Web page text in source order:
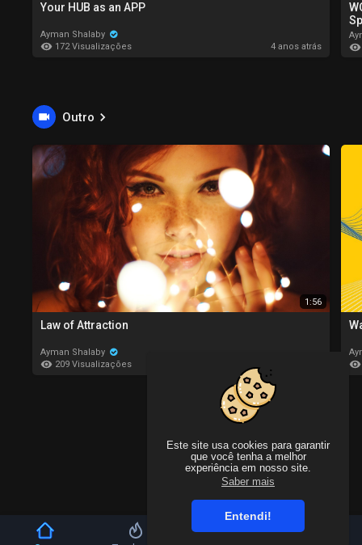
Este site usa cookies para garantir
que você tenha a melhor
experiência em nosso site.
Saber mais
Entendi!
Your HUB as an APP
Ayman Shalaby
172 Visualizações
4 anos atrás
Outro
1:56
Law of Attraction
Ayman Shalaby
209 Visualizações